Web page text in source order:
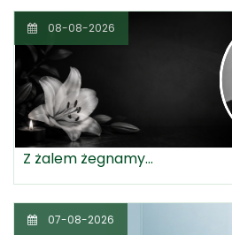
08-08-2026
Z żalem żegnamy...
07-08-2026